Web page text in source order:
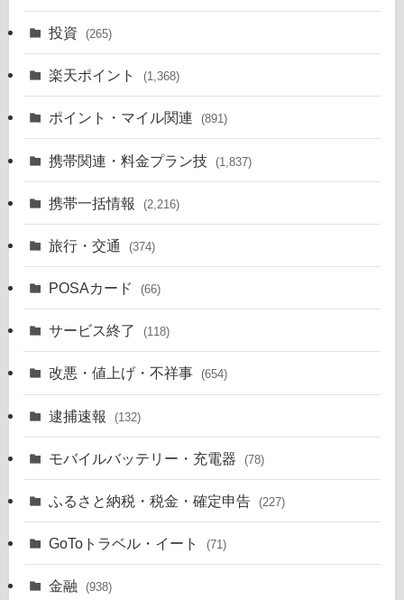
投資 (265)
楽天ポイント (1,368)
ポイント・マイル関連 (891)
携帯関連・料金プラン技 (1,837)
携帯一括情報 (2,216)
旅行・交通 (374)
POSAカード (66)
サービス終了 (118)
改悪・値上げ・不祥事 (654)
逮捕速報 (132)
モバイルバッテリー・充電器 (78)
ふるさと納税・税金・確定申告 (227)
GoToトラベル・イート (71)
金融 (938)